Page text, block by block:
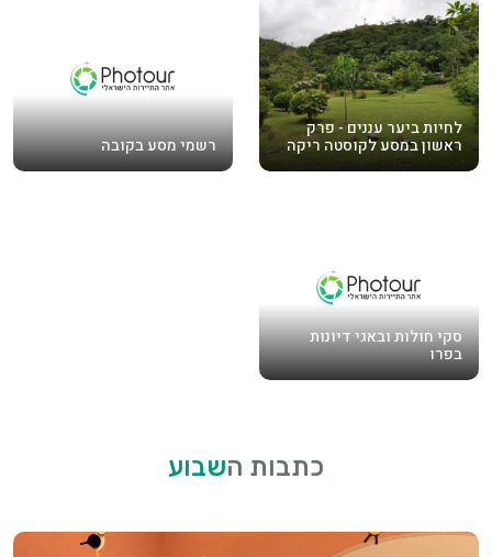
לחיות ביער עננים - פרק
ראשון במסע לקוסטה ריקה רשמי מסע בקובה
סקי חולות ובאגי דיונות
בפרו
כתבות השבוע